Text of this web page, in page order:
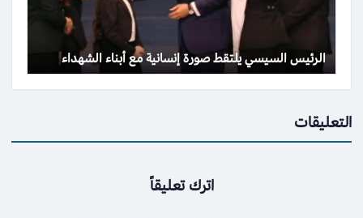
الرئيس السيسي يلتقط صورة إنسانية مع أبناء الشهداء
التعليقات
اترك تعليقاً